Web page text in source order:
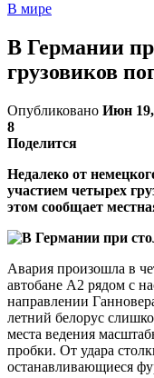
В мире
В Германии
грузовиков
Опубликовано Июн 19,
8
Поделится
Недалеко от
участием четырех
этом сообщает
Авария произошла в
автобане А2 рядом с
направлении
летний белорус
места ведения
пробки. От удара
останавливающиеся